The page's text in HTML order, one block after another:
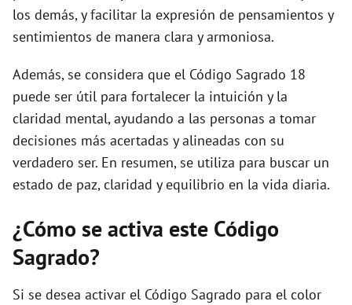
los demás, y facilitar la expresión de pensamientos y
sentimientos de manera clara y armoniosa.
Además, se considera que el Código Sagrado 18
puede ser útil para fortalecer la intuición y la
claridad mental, ayudando a las personas a tomar
decisiones más acertadas y alineadas con su
verdadero ser. En resumen, se utiliza para buscar un
estado de paz, claridad y equilibrio en la vida diaria.
¿Cómo se activa este Código
Sagrado?
Si se desea activar el Código Sagrado para el color